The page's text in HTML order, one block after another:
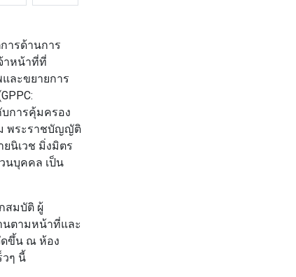
ารด้านการ
าหน้าที่ที่
ละขยายการ
บการคุ้มครอง
พระราชบัญญัติ
นิเวช มิ่งมิตร
นบุคคล เป็น
สมบัติ ผู้
นตามหน้าที่และ
ขึ้น ณ ห้อง
วๆ นี้